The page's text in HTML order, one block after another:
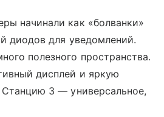
начинали как «болванки»
диодов для уведомлений.
полезного пространства.
дисплей и яркую
Станцию 3 — универсальное,